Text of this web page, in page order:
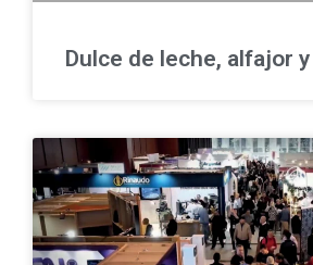
Dulce de leche, alfajor